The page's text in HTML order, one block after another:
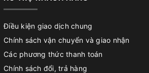
Điều kiện giao dịch chung
Chính sách vận chuyển và giao nhận
Các phương thức thanh toán
Chính sách đổi, trả hàng